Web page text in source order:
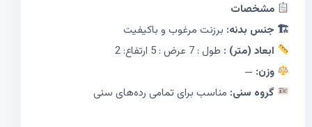
مشخصات
🏗 جنس بدنه: برزنت مرغوب و باکیفیت
ابعاد (متر) : طول : 7 عرض : 5 ارتفاع: 2
وزن: —
گروه سنی: مناسب برای تمامی رده‌های سنی